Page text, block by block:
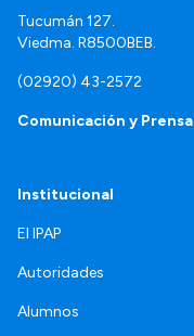
Tucumán 127.
Viedma. R8500BEB.
(02920) 43-2572
Comunicación y Prensa
Institucional
El IPAP
Autoridades
Alumnos